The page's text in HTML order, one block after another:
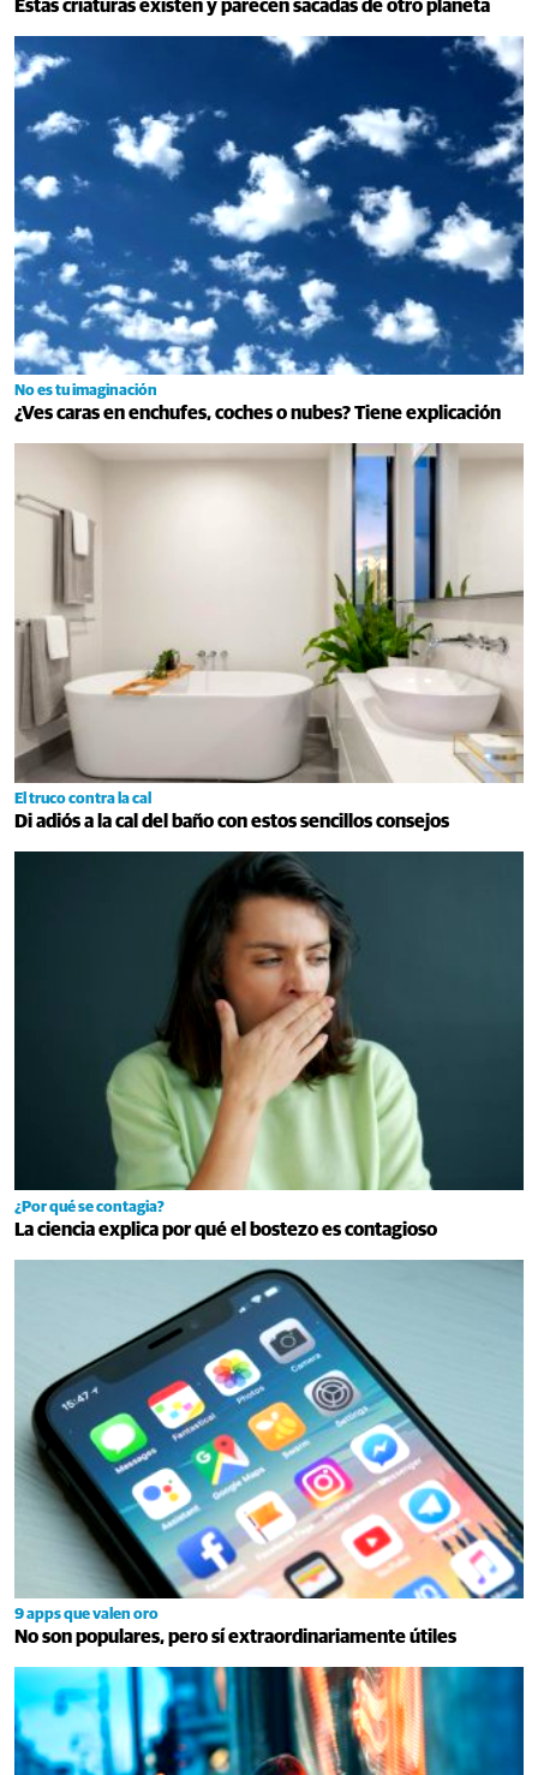
Estas criaturas existen y parecen sacadas de otro planeta
No es tu imaginación
¿Ves caras en enchufes, coches o nubes? Tiene explicación
El truco contra la cal
Di adiós a la cal del baño con estos sencillos consejos
¿Por qué se contagia?
La ciencia explica por qué el bostezo es contagioso
9 apps que valen oro
No son populares, pero sí extraordinariamente útiles